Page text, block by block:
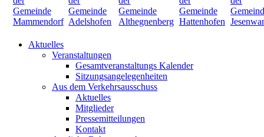
Aktuelles
Veranstaltungen
Gesamtveranstaltungs Kalender
Sitzungsangelegenheiten
Aus dem Verkehrsausschuss
Aktuelles
Mitglieder
Pressemitteilungen
Kontakt